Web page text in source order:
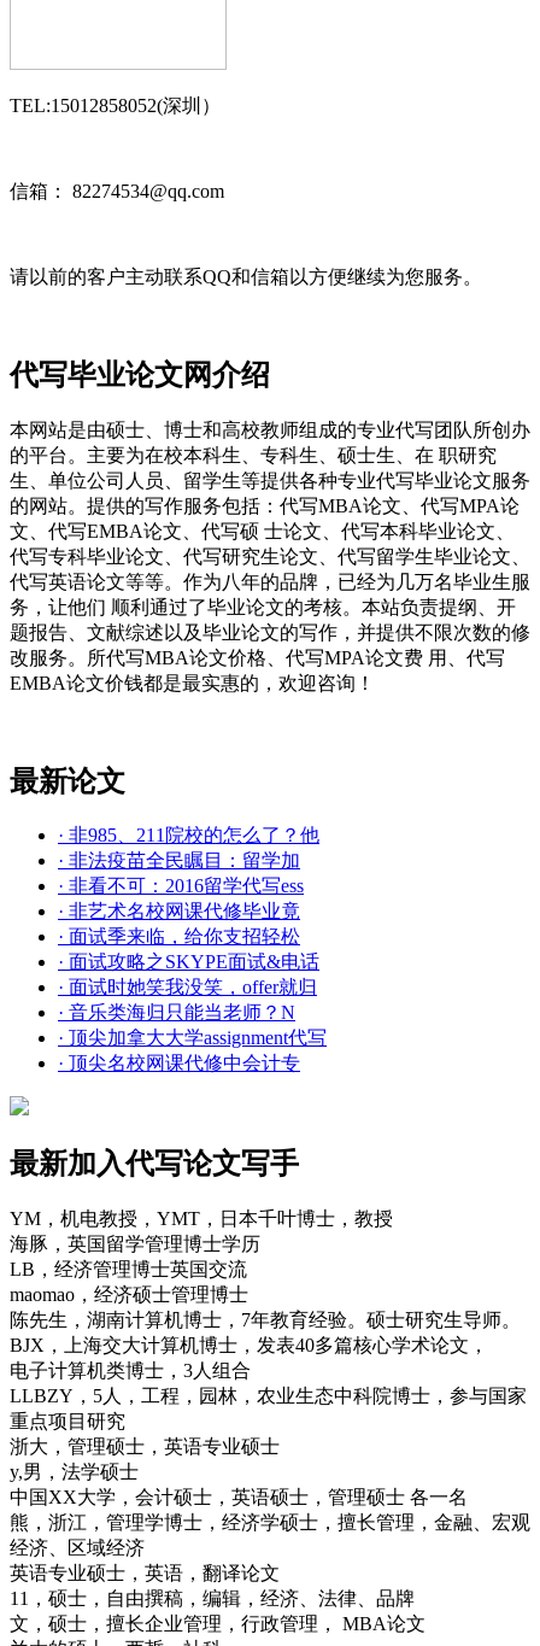
TEL:15012858052(深圳）
信箱： 82274534@qq.com
请以前的客户主动联系QQ和信箱以方便继续为您服务。
代写毕业论文网介绍
本网站是由硕士、博士和高校教师组成的专业代写团队所创办
的平台。主要为在校本科生、专科生、硕士生、在 职研究
生、单位公司人员、留学生等提供各种专业代写毕业论文服务
的网站。提供的写作服务包括：代写MBA论文、代写MPA论
文、代写EMBA论文、代写硕 士论文、代写本科毕业论文、
代写专科毕业论文、代写研究生论文、代写留学生毕业论文、
代写英语论文等等。作为八年的品牌，已经为几万名毕业生服
务，让他们 顺利通过了毕业论文的考核。本站负责提纲、开
题报告、文献综述以及毕业论文的写作，并提供不限次数的修
改服务。所代写MBA论文价格、代写MPA论文费 用、代写
EMBA论文价钱都是最实惠的，欢迎咨询！
最新论文
· 非985、211院校的怎么了？他
· 非法疫苗全民瞩目：留学加
· 非看不可：2016留学代写ess
· 非艺术名校网课代修毕业竟
· 面试季来临，给你支招轻松
· 面试攻略之SKYPE面试&电话
· 面试时她笑我没笑，offer就归
· 音乐类海归只能当老师？N
· 顶尖加拿大大学assignment代写
· 顶尖名校网课代修中会计专
最新加入代写论文写手
YM，机电教授，YMT，日本千叶博士，教授
海豚，英国留学管理博士学历
LB，经济管理博士英国交流
maomao，经济硕士管理博士
陈先生，湖南计算机博士，7年教育经验。硕士研究生导师。
BJX，上海交大计算机博士，发表40多篇核心学术论文，
电子计算机类博士，3人组合
LLBZY，5人，工程，园林，农业生态中科院博士，参与国家
重点项目研究
浙大，管理硕士，英语专业硕士
y,男，法学硕士
中国XX大学，会计硕士，英语硕士，管理硕士 各一名
熊，浙江，管理学博士，经济学硕士，擅长管理，金融、宏观
经济、区域经济
英语专业硕士，英语，翻译论文
11，硕士，自由撰稿，编辑，经济、法律、品牌
文，硕士，擅长企业管理，行政管理， MBA论文